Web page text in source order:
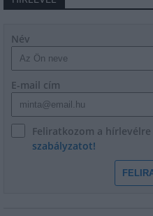
Név
E-mail cím
Feliratkozom a
szabályzatot!